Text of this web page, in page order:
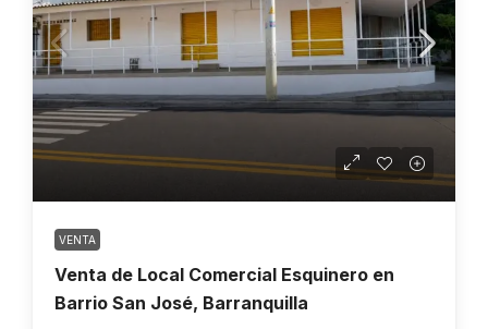
VENTA
Venta de Local Comercial Esquinero en
Barrio San José, Barranquilla